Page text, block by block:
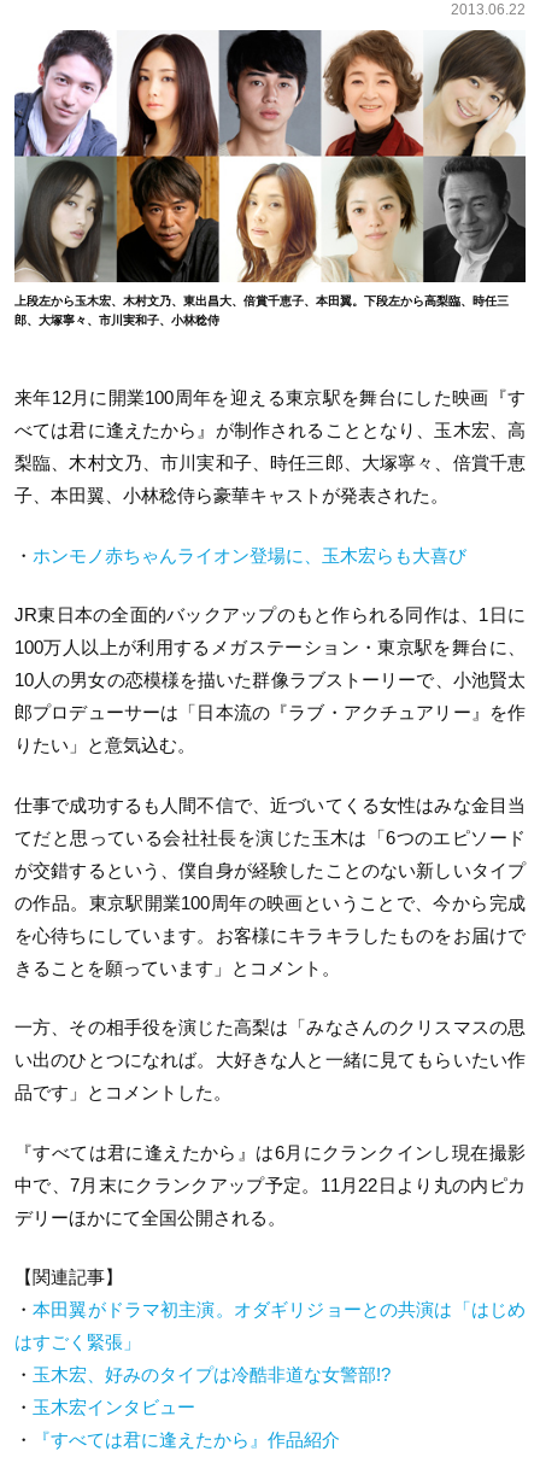
2013.06.22
上段左から玉木宏、木村文乃、東出昌大、倍賞千恵子、本田翼。下段左から高梨臨、時任三
郎、大塚寧々、市川実和子、小林稔侍
来年12月に開業100周年を迎える東京駅を舞台にした映画『す
べては君に逢えたから』が制作されることとなり、玉木宏、高
梨臨、木村文乃、市川実和子、時任三郎、大塚寧々、倍賞千恵
子、本田翼、小林稔侍ら豪華キャストが発表された。
・ ホンモノ赤ちゃんライオン登場に、玉木宏らも大喜び
JR東日本の全面的バックアップのもと作られる同作は、1日に
100万人以上が利用するメガステーション・東京駅を舞台に、
10人の男女の恋模様を描いた群像ラブストーリーで、小池賢太
郎プロデューサーは「日本流の『ラブ・アクチュアリー』を作
りたい」と意気込む。
仕事で成功するも人間不信で、近づいてくる女性はみな金目当
てだと思っている会社社長を演じた玉木は「6つのエピソード
が交錯するという、僕自身が経験したことのない新しいタイプ
の作品。東京駅開業100周年の映画ということで、今から完成
を心待ちにしています。お客様にキラキラしたものをお届けで
きることを願っています」とコメント。
一方、その相手役を演じた高梨は「みなさんのクリスマスの思
い出のひとつになれば。大好きな人と一緒に見てもらいたい作
品です」とコメントした。
『すべては君に逢えたから』は6月にクランクインし現在撮影
中で、7月末にクランクアップ予定。11月22日より丸の内ピカ
デリーほかにて全国公開される。
【関連記事】
・本田翼がドラマ初主演。オダギリジョーとの共演は「はじめ
はすごく緊張」
・ 玉木宏、好みのタイプは冷酷非道な女警部!?
・ 玉木宏インタビュー
・
『すべては君に逢えたから』作品紹介